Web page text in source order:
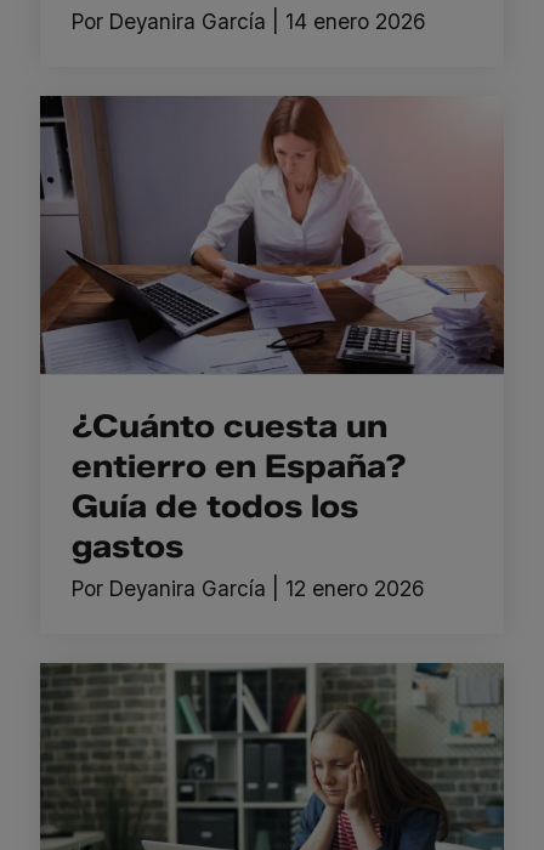
Por Deyanira García 14 enero 2026
¿Cuánto cuesta un
entierro en España?
Guía de todos los
gastos
Por Deyanira García 12 enero 2026